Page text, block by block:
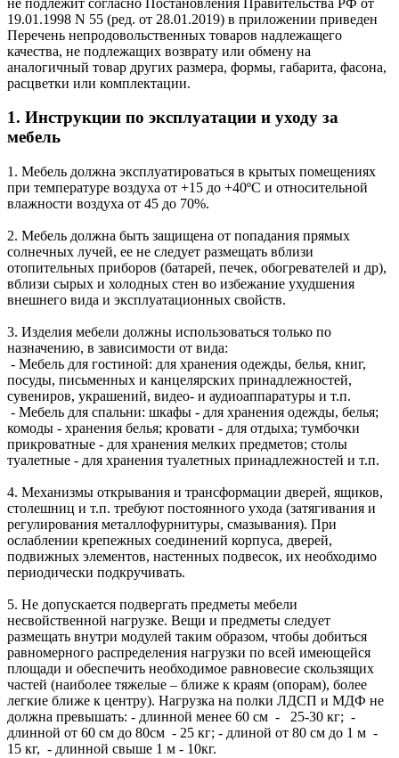
19.01.1998 N 55 (ред. от 28.01.2019) в приложении приведен
Перечень непродовольственных товаров надлежащего
качества, не подлежащих возврату или обмену на
аналогичный товар других размера, формы, габарита, фасона,
расцветки или комплектации.
1. Инструкции по эксплуатации и уходу за
мебель
1. Мебель должна эксплуатироваться в крытых помещениях
при температуре воздуха от +15 до +40ºС и относительной
влажности воздуха от 45 до 70%.
2. Мебель должна быть защищена от попадания прямых
солнечных лучей, ее не следует размещать вблизи
отопительных приборов (батарей, печек, обогревателей и др),
вблизи сырых и холодных стен во избежание ухудшения
внешнего вида и эксплуатационных свойств.
3. Изделия мебели должны использоваться только по
назначению, в зависимости от вида:
- Мебель для гостиной: для хранения одежды, белья, книг,
посуды, письменных и канцелярских принадлежностей,
сувениров, украшений, видео- и аудиоаппаратуры и т.п.
- Мебель для спальни: шкафы - для хранения одежды, белья;
комоды - хранения белья; кровати - для отдыха; тумбочки
прикроватные - для хранения мелких предметов; столы
туалетные - для хранения туалетных принадлежностей и т.п.
4. Механизмы открывания и трансформации дверей, ящиков,
столешниц и т.п. требуют постоянного ухода (затягивания и
регулирования металлофурнитуры, смазывания). При
ослаблении крепежных соединений корпуса, дверей,
подвижных элементов, настенных подвесок, их необходимо
периодически подкручивать.
5. Не допускается подвергать предметы мебели
несвойственной нагрузке. Вещи и предметы следует
размещать внутри модулей таким образом, чтобы добиться
равномерного распределения нагрузки по всей имеющейся
площади и обеспечить необходимое равновесие скользящих
частей (наиболее тяжелые – ближе к краям (опорам), более
легкие ближе к центру). Нагрузка на полки ЛДСП и МДФ не
должна превышать: - длинной менее 60 см - 25-30 кг; -
длинной от 60 см до 80см - 25 кг; - длиной от 80 см до 1 м -
15 кг, - длинной свыше 1 м - 10кг.